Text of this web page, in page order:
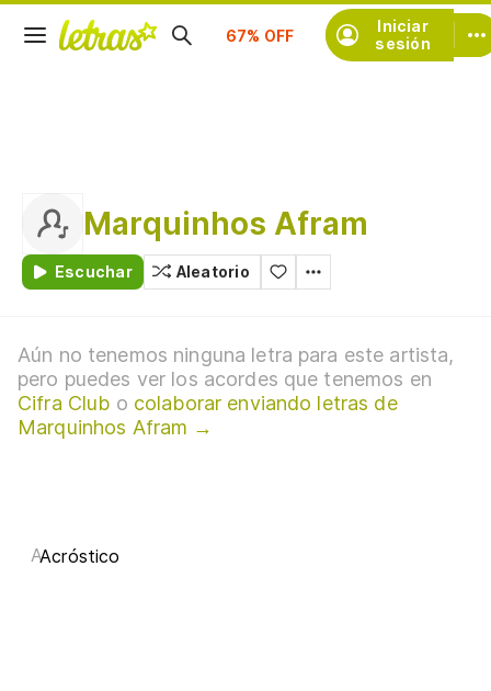
Iniciar
sesión
Suscríbete
Marquinhos Afram
Escuchar Aleatorio
Aún no tenemos ninguna letra para este artista,
pero puedes ver los acordes que tenemos en
Cifra Club o colaborar enviando letras de
Marquinhos Afram →
AAcróstico